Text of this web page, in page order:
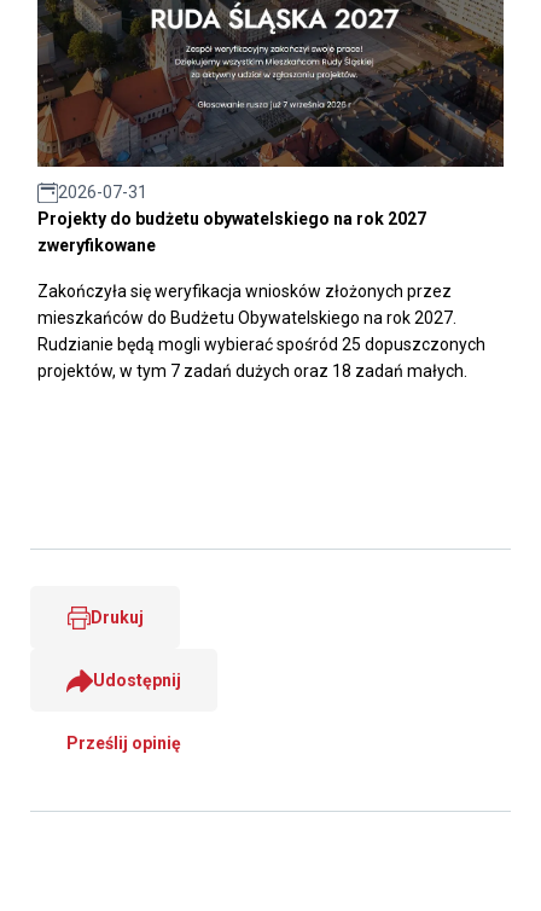
2026-07-31
Projekty do budżetu obywatelskiego na rok 2027
zweryfikowane
Zakończyła się weryfikacja wniosków złożonych przez
mieszkańców do Budżetu Obywatelskiego na rok 2027.
Rudzianie będą mogli wybierać spośród 25 dopuszczonych
projektów, w tym 7 zadań dużych oraz 18 zadań małych.
Drukuj
Udostępnij
Prześlij opinię